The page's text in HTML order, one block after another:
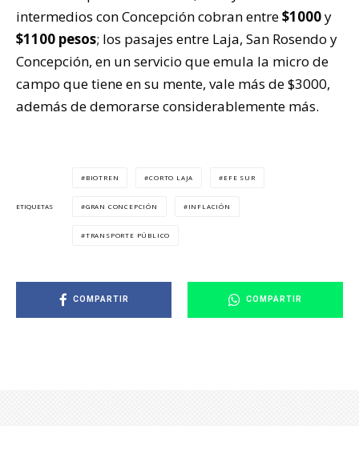
intermedios con Concepción cobran entre$1000y
$1100 pesos; los pasajes entre Laja, San Rosendo y
Concepción, en un servicio que emula la micro de
campo que tiene en su mente, vale más de $3000,
además de demorarse considerablemente más.
ETIQUETAS
BIOTREN CORTO LAJA EFE SUR
GRAN CONCEPCIÓN INFLACIÓN
TRANSPORTE PÚBLICO
COMPARTIR COMPARTIR